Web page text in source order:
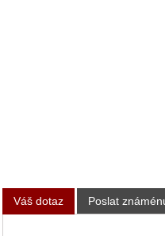
Váš dotaz Poslat